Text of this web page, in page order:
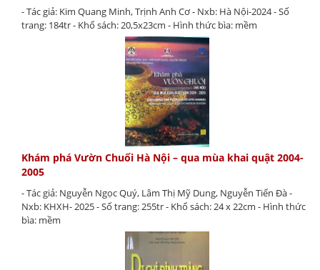
- Tác giả: Kim Quang Minh, Trịnh Anh Cơ - Nxb: Hà Nội-2024 - Số
trang: 184tr - Khổ sách: 20,5x23cm - Hình thức bìa: mềm
Khám phá Vườn Chuối Hà Nội – qua mùa khai quật 2004-
2005
- Tác giả: Nguyễn Ngọc Quý, Lâm Thị Mỹ Dung, Nguyễn Tiến Đà -
Nxb: KHXH- 2025 - Số trang: 255tr - Khổ sách: 24 x 22cm - Hình thức
bìa: mềm